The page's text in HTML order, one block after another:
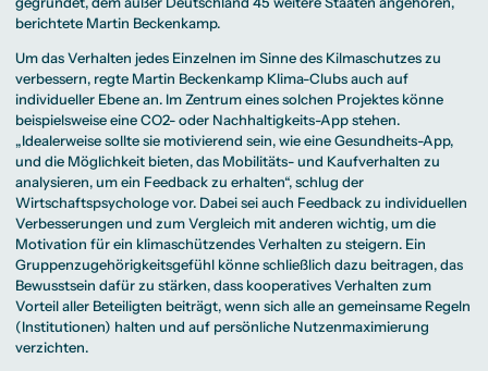
berichtete Martin Beckenkamp.
Um das Verhalten jedes Einzelnen im Sinne des Kilmaschutzes zu
verbessern, regte Martin Beckenkamp Klima-Clubs auch auf
individueller Ebene an. Im Zentrum eines solchen Projektes könne
beispielsweise eine CO2- oder Nachhaltigkeits-App stehen.
„Idealerweise sollte sie motivierend sein, wie eine Gesundheits-App,
und die Möglichkeit bieten, das Mobilitäts- und Kaufverhalten zu
analysieren, um ein Feedback zu erhalten“, schlug der
Wirtschaftspsychologe vor. Dabei sei auch Feedback zu individuellen
Verbesserungen und zum Vergleich mit anderen wichtig, um die
Motivation für ein klimaschützendes Verhalten zu steigern. Ein
Gruppenzugehörigkeitsgefühl könne schließlich dazu beitragen, das
Bewusstsein dafür zu stärken, dass kooperatives Verhalten zum
Vorteil aller Beteiligten beiträgt, wenn sich alle an gemeinsame Regeln
(Institutionen) halten und auf persönliche Nutzenmaximierung
verzichten.